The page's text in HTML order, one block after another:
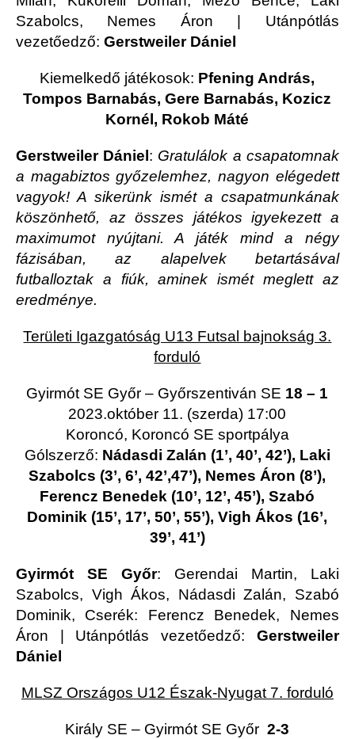
Szabolcs, Nemes Áron | Utánpótlás
vezetőedző: Gerstweiler Dániel
Kiemelkedő játékosok: Pfening András,
Tompos Barnabás, Gere Barnabás, Kozicz
Kornél, Rokob Máté
Gerstweiler Dániel : Gratulálok a csapatomnak
a magabiztos győzelemhez, nagyon elégedett
vagyok! A sikerünk ismét a csapatmunkának
köszönhető, az összes játékos igyekezett a
maximumot nyújtani. A játék mind a négy
fázisában, az alapelvek betartásával
futballoztak a fiúk, aminek ismét meglett az
eredménye.
Területi Igazgatóság U13 Futsal bajnokság 3.
forduló
Gyirmót SE Győr – Győrszentiván SE 18 – 1
2023.október 11. (szerda) 17:00
Koroncó, Koroncó SE sportpálya
Gólszerző: Nádasdi Zalán (1’, 40’, 42’), Laki
Szabolcs (3’, 6’, 42’,47’), Nemes Áron (8’),
Ferencz Benedek (10’, 12’, 45’), Szabó
Dominik (15’, 17’, 50’, 55’), Vigh Ákos (16’,
39’, 41’)
Gyirmót SE Győr: Gerendai Martin, Laki
Szabolcs, Vigh Ákos, Nádasdi Zalán, Szabó
Dominik, Cserék: Ferencz Benedek, Nemes
Áron | Utánpótlás vezetőedző: Gerstweiler
Dániel
MLSZ Országos U12 Észak-Nyugat 7. forduló
Király SE – Gyirmót SE Győr2-3